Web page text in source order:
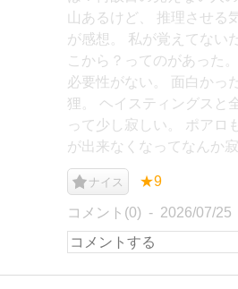
山あるけど、 推理させる
が感想。 私が覚えてない
こから？ってのがあった
必要性がない。 面白かっ
狸。 ヘイスティングスと
って少し寂しい。 ポアロ
が出来なくなってなんか
ナイス ★9
コメント(0) 2026/07/25